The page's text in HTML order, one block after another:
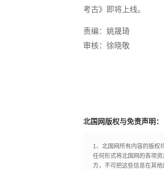
考古》即将上线。
责编：姚晟琦
审核：徐晓敬
北国网版权与免责声明：
1、北国网所有内容的版权
任何形式将北国网的各项
方，不可把这些信息在其